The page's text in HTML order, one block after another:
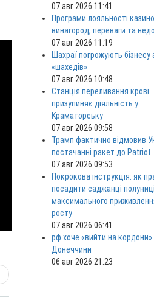
07 авг 2026 11:41
Програми лояльності
винагород, переваги та
07 авг 2026 11:19
Шахраї погрожують бізнесу
«шахедів»
07 авг 2026 10:48
Станція переливання крові
призупиняє діяльність у
Краматорську
07 авг 2026 09:58
Трамп фактично відмовив
постачанні ракет до Patriot
07 авг 2026 09:53
Покрокова інструкція: як
посадити саджанці
максимального
росту
07 авг 2026 06:41
рф хоче «вийти на кордони»
Донеччини
06 авг 2026 21:23